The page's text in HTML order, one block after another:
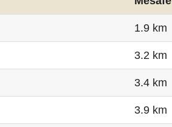
1.9 km
3.2 km
3.4 km
3.9 km